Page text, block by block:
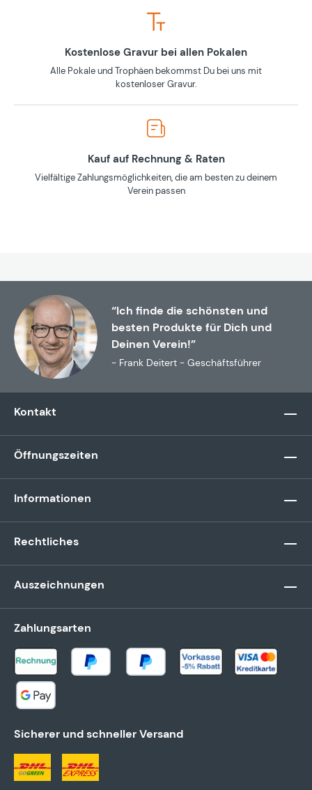
Kostenlose Gravur bei allen Pokalen
Alle Pokale und Trophäen bekommst Du bei uns mit
kostenloser Gravur.
Kauf auf Rechnung & Raten
Vielfältige Zahlungsmöglichkeiten, die am besten zu deinem
Verein passen
“Ich finde die schönsten und
besten Produkte für Dich und
Deinen Verein!”
- Frank Deitert - Geschäftsführer
Kontakt
Öffnungszeiten
Informationen
Rechtliches
Auszeichnungen
Zahlungsarten
Sicherer und schneller Versand